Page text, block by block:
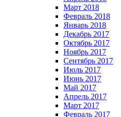
Март 2018
Февраль 2018
Январь 2018
Декабрь 2017
Октябрь 2017
Ноябрь 2017
Сентябрь 2017
Июль 2017
Июнь 2017
Май 2017
Апрель 2017
Март 2017
Февраль 2017